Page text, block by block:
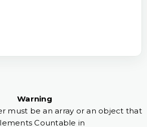
Warning
must be an array or an object that
Countable in